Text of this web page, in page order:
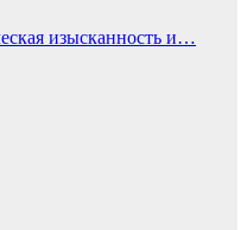
изысканность и…